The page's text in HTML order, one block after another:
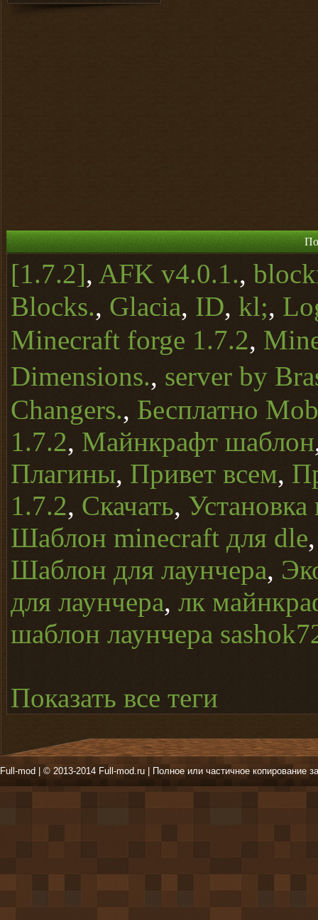
[1.7.2], AFK v4.0.1.,
Blocks., Glacia, ID, kl;,
Minecraft forge 1.7.2,
Dimensions., server by
Changers., Бесплатно
1.7.2, Майнкрафт шаблон
Плагины, Привет всем,
1.7.2, Скачать, Установка
Шаблон minecraft для dle
Шаблон для лаунчера,
для лаунчера, лк
шаблон лаунчера
Показать все теги
Full-mod | © 2013-2014 Full-mod.ru | Полное или частичное копирование